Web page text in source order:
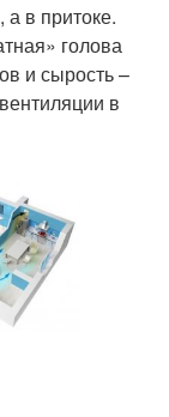
в притоке.
голова
и сырость –
в